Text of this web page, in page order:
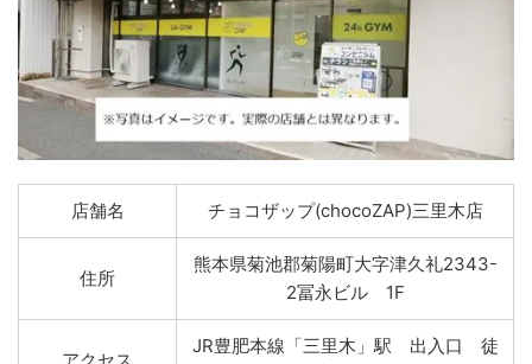
店舗名 チョコザップ(chocoZAP)三里木店
住所
熊本県菊池郡菊陽町大字津久礼2343-
2冨永ビル 1F
JR豊肥本線「三里木」駅 出入口 徒